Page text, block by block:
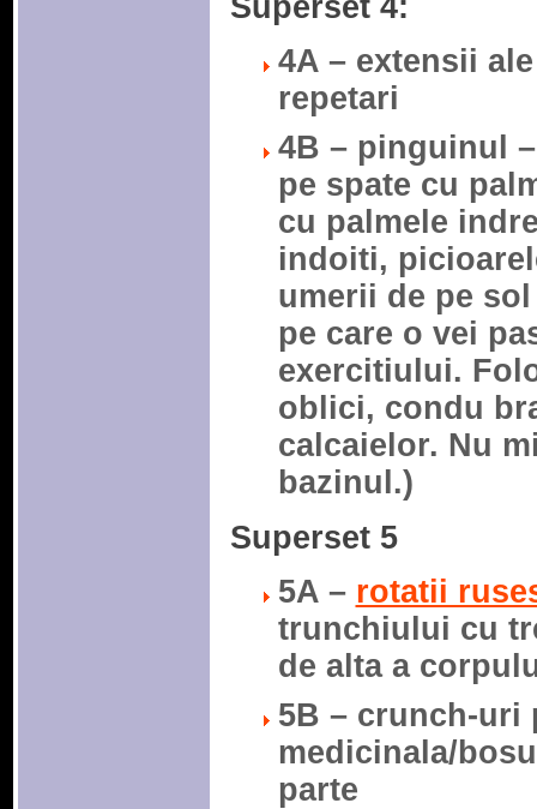
Superset 4:
4A – extensii
repetari
4B – pinguinul
pe spate cu
cu palmele
indoiti,
umerii de pe
pe care o vei
exercitiului.
oblici, condu
calcaielor. Nu
bazinul.)
Superset 5
5A – rotatii
trunchiului cu
de alta a
5B – crunch-uri
medicinala/
parte